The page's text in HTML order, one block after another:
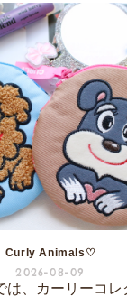
Curly Animals♡
2026-08-09
、カーリーコレ